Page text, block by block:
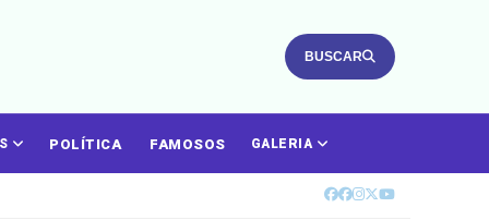
BUSCAR
POLÍTICA FAMOSOS GALERIA